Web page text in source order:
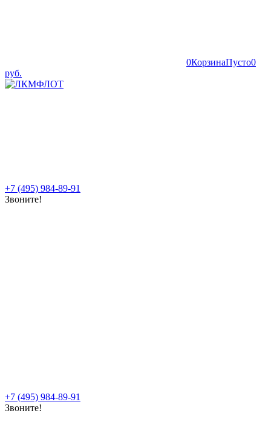
0КорзинаПусто0
руб.
+7 (495) 984-89-91
Звоните!
+7 (495) 984-89-91
Звоните!